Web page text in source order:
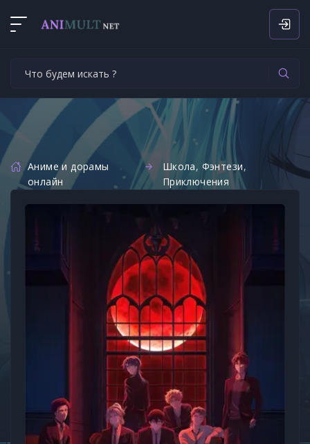
Аниме и дорамы
онлайн
Школа, Фэнтези,
Приключения